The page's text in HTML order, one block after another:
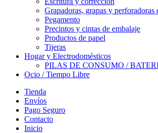
Grapadoras, grapas y perforadoras
Pegamento
Precintos y cintas de embalaje
Productos de papel
Tijeras
Hogar y Electrodomésticos
PILAS DE CONSUMO /
Ocio / Tiempo Libre
Tienda
Envíos
Pago Seguro
Contacto
Inicio